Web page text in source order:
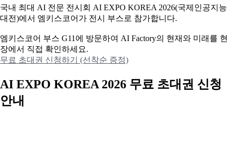
국내 최대 AI 전문 전시회 AI EXPO KOREA 2026(국제인공지능
대전)에서 엠키스코어가 전시 부스로 참가합니다.
엠키스코어 부스 G11에 방문하여 AI Factory의 현재와 미래를 현
장에서 직접 확인하세요.
무료 초대권 신청하기 (선착순 증정)
AI EXPO KOREA 2026 무료 초대권 신청
안내